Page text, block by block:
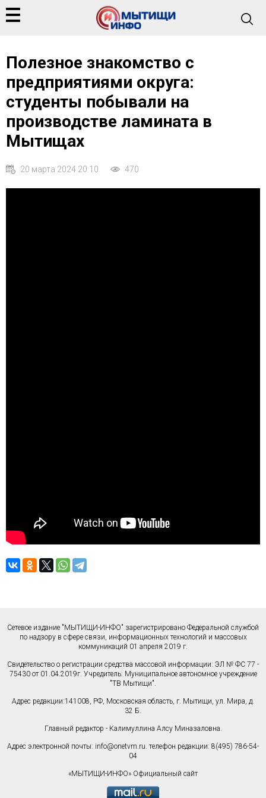
Полезное знакомство с
предприятиями округа:
студенты побывали на
производстве ламината в
Мытищах
20 марта 2024 20:10 470
Сетевое издание "МЫТИЩИ-ИНФО" зарегистрировано Федеральной службой
по надзору в сфере связи, информационных технологий и массовых
коммуникаций 01 апреля 2019 г.
Свидетельство о регистрации средства массовой информации: ЭЛ № ФС 77 -
75430 от 01.04.2019г. Учредитель: Муниципальное автономное учреждение
"ТВ Мытищи".
Адрес редакции:141008, РФ, Московская область, г. Мытищи, ул. Мира, д.
32 Б.
Главный редактор - Калимуллина Алсу Миназаловна.
Адрес электронной почты: info@onetvm.ru. телефон редакции: 8(495) 786-54-
04
«МЫТИЩИ-ИНФО» Официальный сайт